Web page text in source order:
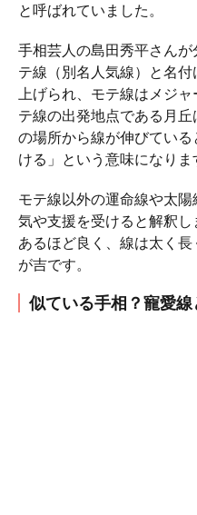
と呼ばれていました。
手相芸人の島田秀平さん
テ線（別名人気線）と名
上げられ、モテ線はメジ
テ線の出発地点である月
の場所から線が伸びてい
ける」という意味になりま
モテ線以外の運命線や太
気や支援を受けると解釈
あるほど良く、線は太く
が吉です。
似ている手相？寵愛